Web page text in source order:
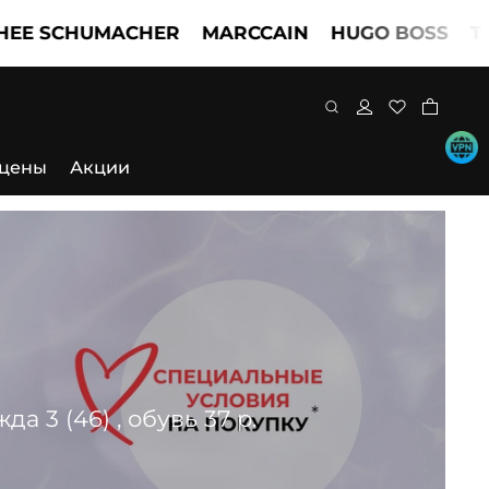
MARCCAIN HUGO BOSS TWINSET
Акции
3 (46) , обувь 37 р.